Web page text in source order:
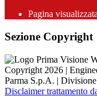
Pagina visualizzata
Sezione Copyright
Copyright 2026 |
Parma S.p.A. |
Disclaimer trattamento